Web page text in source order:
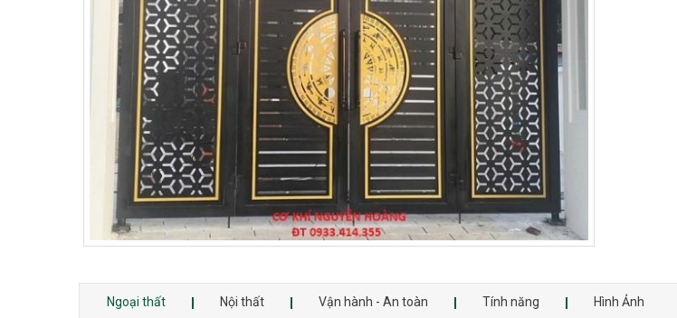
Ngoại thất Nội thất Vận hành - An toàn Tính năng Hình Ảnh